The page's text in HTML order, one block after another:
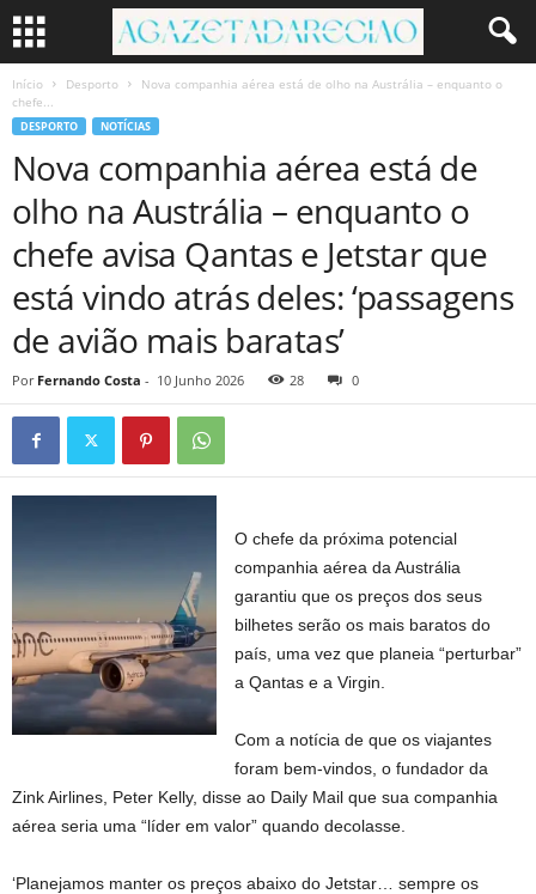
Início Desporto
Nova companhia aérea está de olho na Austrália – enquanto o
chefe...
DESPORTO NOTÍCIAS
Nova companhia aérea está de
olho na Austrália – enquanto o
chefe avisa Qantas e Jetstar que
está vindo atrás deles: ‘passagens
de avião mais baratas’
Por Fernando Costa - 10 Junho 2026 28 0
O chefe da próxima potencial
companhia aérea da Austrália
garantiu que os preços dos seus
bilhetes serão os mais baratos do
país, uma vez que planeia “perturbar”
a Qantas e a Virgin.
Com a notícia de que os viajantes
foram bem-vindos, o fundador da
Zink Airlines, Peter Kelly, disse ao Daily Mail que sua companhia
aérea seria uma “líder em valor” quando decolasse.
‘Planejamos manter os preços abaixo do Jetstar… sempre os